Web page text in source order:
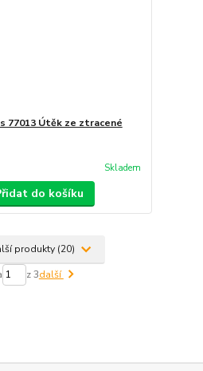
77013 Útěk ze ztracené
Skladem
do košíku
produkty (20)
z 3další